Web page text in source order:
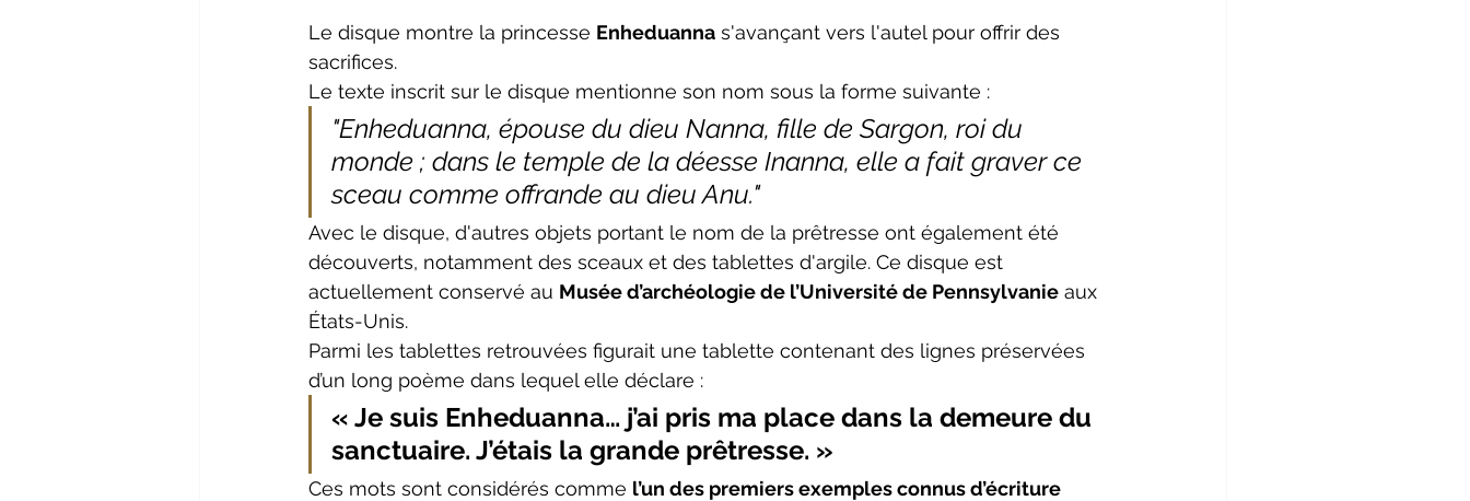
Le disque montre la princesse Enheduanna s'avançant vers l'autel pour offrir des
sacrifices.
Le texte inscrit sur le disque mentionne son nom sous la forme suivante :
"Enheduanna, épouse du dieu Nanna, fille de Sargon, roi du
monde ; dans le temple de la déesse Inanna, elle a fait graver ce
sceau comme offrande au dieu Anu."
Avec le disque, d'autres objets portant le nom de la prêtresse ont également été
découverts, notamment des sceaux et des tablettes d'argile. Ce disque est
actuellement conservé au Musée d’archéologie de l’Université de Pennsylvanie aux
États-Unis.
Parmi les tablettes retrouvées figurait une tablette contenant des lignes préservées
d’un long poème dans lequel elle déclare :
« Je suis Enheduanna… j’ai pris ma place dans la demeure du
sanctuaire. J’étais la grande prêtresse. »
Ces mots sont considérés comme l’un des premiers exemples connus d’écriture